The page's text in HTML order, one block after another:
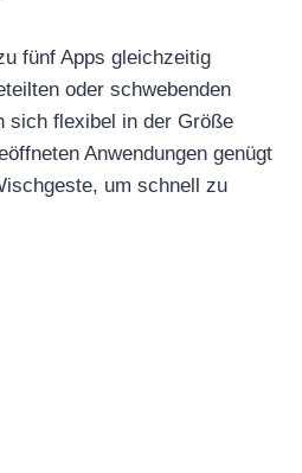
fünf Apps gleichzeitig
oder schwebenden
sich flexibel in der Größe
Anwendungen genügt
um schnell zu